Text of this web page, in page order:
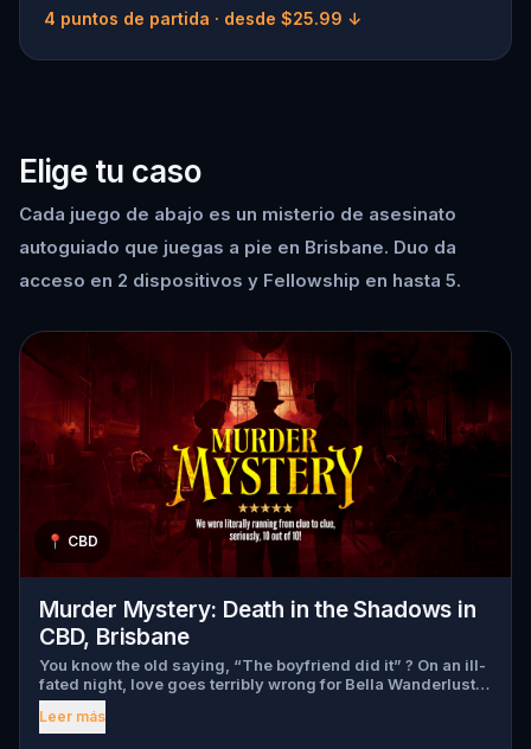
4 puntos de partida · desde $25.99 ↓
Elige tu caso
Cada juego de abajo es un misterio de asesinato
autoguiado que juegas a pie en Brisbane. Duo da
acceso en 2 dispositivos y Fellowship en hasta 5.
📍 CBD
Murder Mystery: Death in the Shadows in
CBD, Brisbane
You know the old saying, “The boyfriend did it” ? On an ill-
fated night, love goes terribly wrong for Bella Wanderlust
and Walter Bridges . Bella, a famous travel blogger, was
found dead during a ghost tour led by the theatrical Percy
Leer más